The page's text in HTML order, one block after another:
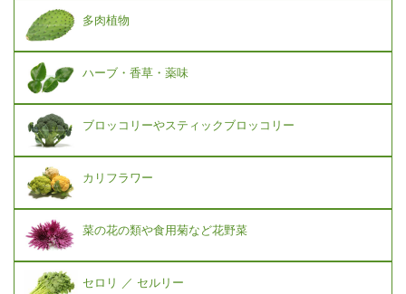
多肉植物
ハーブ・香草・薬味
ブロッコリーやスティックブロッコリー
カリフラワー
菜の花の類や食用菊など花野菜
セロリ ／ セルリー